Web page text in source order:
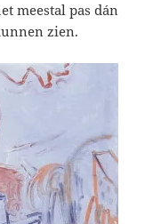
meestal pas dán
zien.